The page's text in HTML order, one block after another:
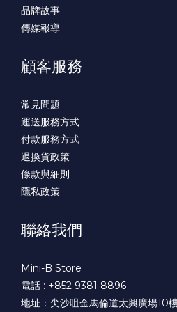
品牌故事
傳媒報導
顧客服務
常見問題
運送服務方式
付款服務方式
退換貨政策
條款與細則
隱私政策
聯絡我們
Mini-B Store
電話 : +852 9381 8896
地址：尖沙咀金馬倫道太興廣場10